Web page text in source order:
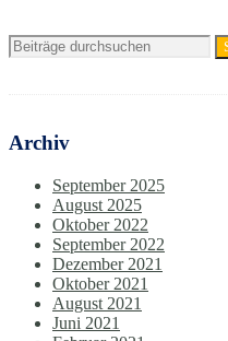
Archiv
September 2025
August 2025
Oktober 2022
September 2022
Dezember 2021
Oktober 2021
August 2021
Juni 2021